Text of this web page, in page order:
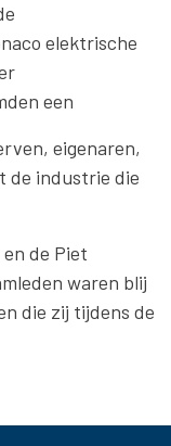
elektrische
een
eigenaren,
de industrie die
de Piet
waren blij
die zij tijdens de